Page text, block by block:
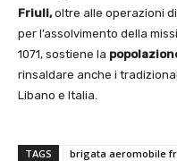
Friuli,oltre alle operazioni
per l’assolvimento della
1071, sostiene la
rinsaldare anche i
Libano e Italia.
TAGS brigata aeromobile